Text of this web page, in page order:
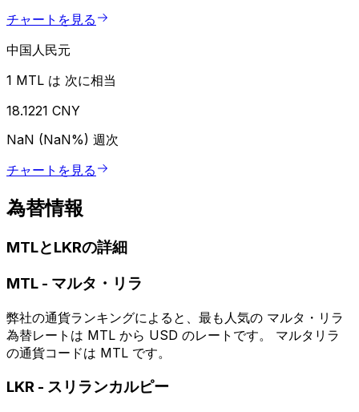
チャートを見る
中国人民元
1 MTL は 次に相当
18.1221 CNY
NaN (NaN%) 週次
チャートを見る
為替情報
MTLとLKRの詳細
MTL - マルタ・リラ
弊社の通貨ランキングによると、最も人気の マルタ・リラ
為替レートは MTL から USD のレートです。 マルタリラ
の通貨コードは MTL です。
LKR - スリランカルピー